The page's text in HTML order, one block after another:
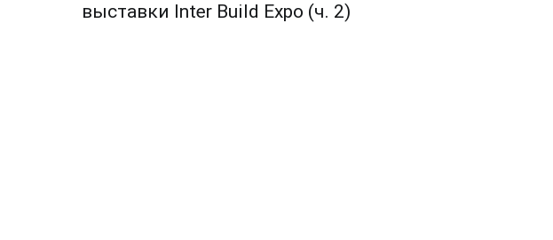
выставки Inter Build Expo (ч. 2)